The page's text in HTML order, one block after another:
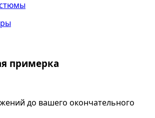
примерка
до вашего окончательного